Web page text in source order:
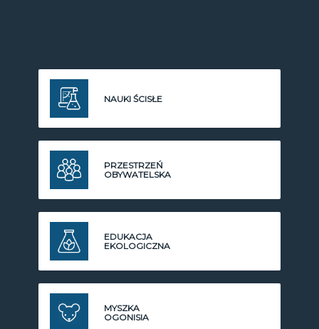
NAUKI ŚCISŁE
PRZESTRZEŃ
OBYWATELSKA
EDUKACJA
EKOLOGICZNA
MYSZKA
OGONISIA